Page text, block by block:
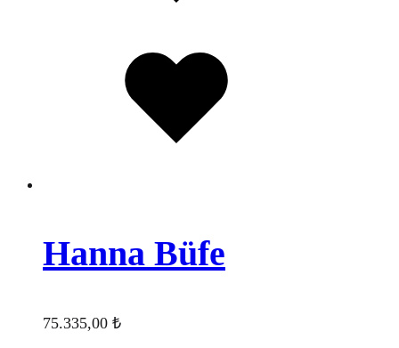
Hanna Büfe
75.335,00 ₺